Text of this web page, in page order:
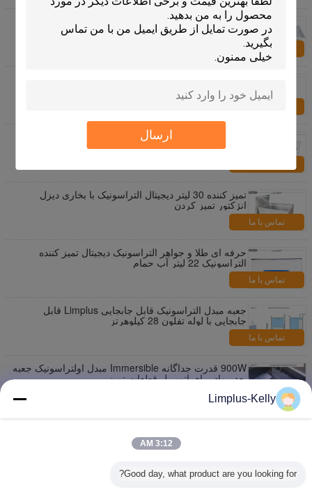
ارسال
61L صنعتی التراسونیک تمیز کردن ماشین برای پلاستیکی
قالب 28kHz لباسشویی
تماس با ما
التراسونیک بزرگ به پایان رساندن سطح آبکاری
کننده التراسونیک ابزار جراحی
تمیز کننده 30 لیتر دیجیتال التراسونیک با بخاری دیزل
انژکتور تمیز کردن
تماس با ما
حرفه ای طلا و جواهر التراسونیک دیجیتال تمیز کننده
التراسونیک 22 لیتر آب حمام
تماس با ما
جعبه مبدل التراسونیک قابل جابجایی Limplus قابل
جابجایی با لوله تفلون 28 کیلوهرتز
تماس با ما
900W قدرت جداگانه Immersible مبدل اولتراسونیک جعبه
بعد مواد برای اتومبیل قطعات تمیز
تماس با ما
Limplus-Kelly
3:12 AM
Good day, what product are you looking for?